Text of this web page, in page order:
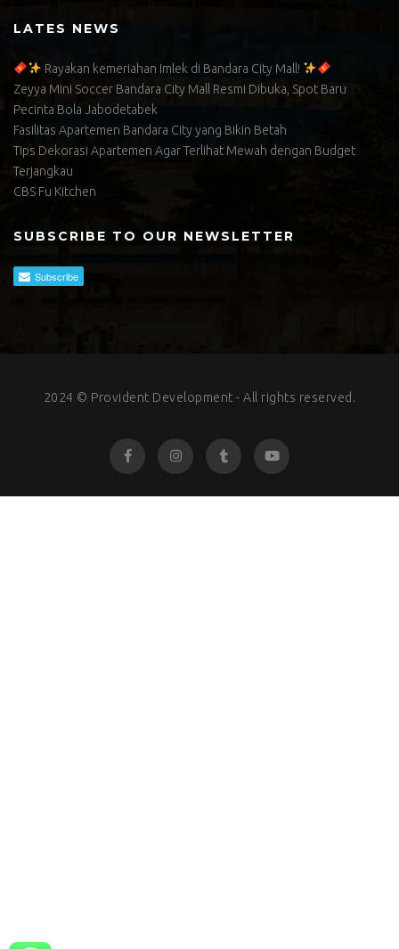
LATES NEWS
Rayakan kemeriahan Imlek di Bandara City Mall!
Zeyya Mini Soccer Bandara City Mall Resmi Dibuka, Spot Baru
Pecinta Bola Jabodetabek
Fasilitas Apartemen Bandara City yang Bikin Betah
Tips Dekorasi Apartemen Agar Terlihat Mewah dengan Budget
Terjangkau
CBS Fu Kitchen
SUBSCRIBE TO OUR NEWSLETTER
2024 © Provident Development - All rights reserved.